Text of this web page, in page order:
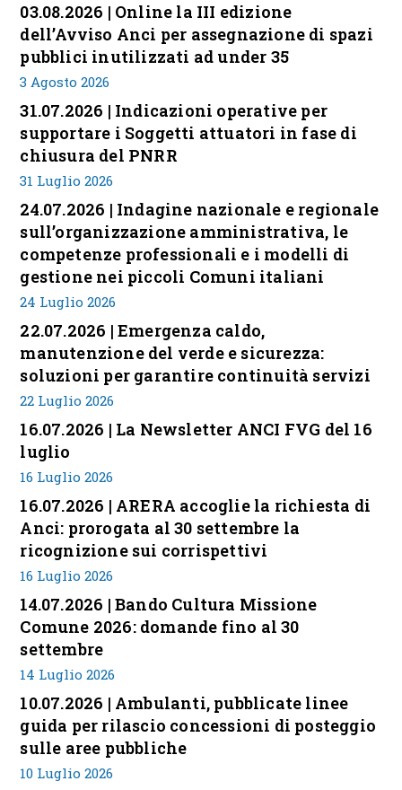
03.08.2026 | Online la III edizione
dell’Avviso Anci per assegnazione di spazi
pubblici inutilizzati ad under 35
3 Agosto 2026
31.07.2026 | Indicazioni operative per
supportare i Soggetti attuatori in fase di
chiusura del PNRR
31 Luglio 2026
24.07.2026 | Indagine nazionale e regionale
sull’organizzazione amministrativa, le
competenze professionali e i modelli di
gestione nei piccoli Comuni italiani
24 Luglio 2026
22.07.2026 | Emergenza caldo,
manutenzione del verde e sicurezza:
soluzioni per garantire continuità servizi
22 Luglio 2026
16.07.2026 | La Newsletter ANCI FVG del 16
luglio
16 Luglio 2026
16.07.2026 | ARERA accoglie la richiesta di
Anci: prorogata al 30 settembre la
ricognizione sui corrispettivi
16 Luglio 2026
14.07.2026 | Bando Cultura Missione
Comune 2026: domande fino al 30
settembre
14 Luglio 2026
10.07.2026 | Ambulanti, pubblicate linee
guida per rilascio concessioni di posteggio
sulle aree pubbliche
10 Luglio 2026